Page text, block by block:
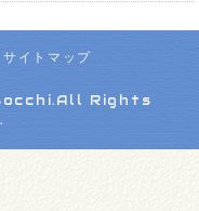
サイトマップ
.All Rights